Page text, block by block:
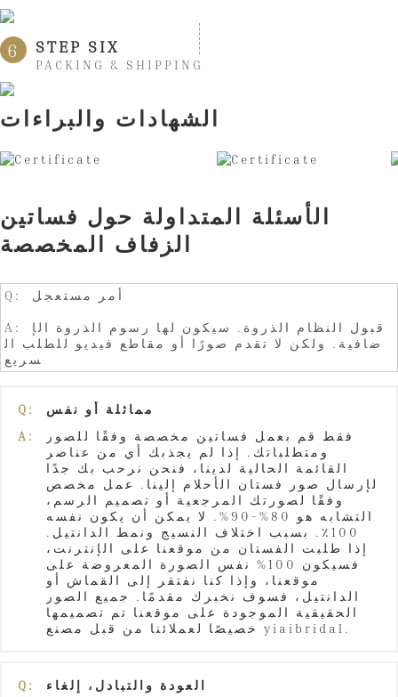
6 STEP SIX
PACKING & SHIPPING
الشهادات والبراءات
الأسئلة المتداولة حول فساتين
الزفاف المخصصة
Q: أمر مستعجل
A: قبول النظام الذروة. سيكون لها رسوم الذروة الإ
ضافية. ولكن لا تقدم صورًا أو مقاطع فيديو للطلب ال
سريع
Q:
A:
فقط قم بعمل فساتين مخصصة وفقًا للصور
ومتطلباتك. إذا لم يجذبك أي من عناصر
القائمة الحالية لدينا، فنحن نرحب بك جدًا
لإرسال صور فستان الأحلام إلينا. عمل مخصص
وفقًا لصورتك المرجعية أو تصميم الرسم،
التشابه هو 80%-90%. لا يمكن أن يكون نفسه
100٪. بسبب اختلاف النسيج ونمط الدانتيل.
إذا طلبت الفستان من موقعنا على الإنترنت،
فسيكون 100% نفس الصورة المعروضة على
موقعنا، وإذا كنا نفتقر إلى القماش أو
الدانتيل، فسوف نخبرك مقدمًا. جميع الصور
الحقيقية الموجودة على موقعنا تم تصميمها
خصيصًا لعملائنا من قبل مصنع yiaibridal.
Q: